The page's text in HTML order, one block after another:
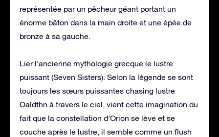
représentée par un pêcheur géant portant un
énorme bâton dans la main droite et une épée de
bronze à sa gauche.
Lier l’ancienne mythologie grecque le lustre
puissant (Seven Sisters). Selon la légende se sont
toujours les sœurs puissantes chasing lustre
Oaldthn à travers le ciel, vient cette imagination du
fait que la constellation d’Orion se lève et se
couche après le lustre, il semble comme un flush